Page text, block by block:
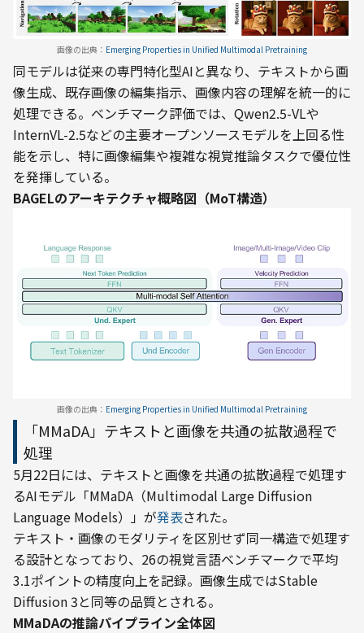
画像の出典： Emerging Properties in Unified Multimodal Pretraining
同モデルは従来の専門特化型AIと異なり、テキストから画
像生成、既存画像の編集指示、画像内容の理解を統一的に
処理できる。ベンチマーク評価では、Qwen2.5-VLや
InternVL-2.5などの主要オープンソースモデルを上回る性
能を示し、特に画像編集や複雑な視覚推論タスクで優位性
を発揮している。
BAGELのアーキテクチャ概略図（MoT構造）
画像の出典： Emerging Properties in Unified Multimodal Pretraining
「MMaDA」テキストと画像を共通の拡散過程で
処理
5月22日には、テキストと画像を共通の拡散過程で処理す
るAIモデル「MMaDA（Multimodal Large Diffusion
Language Models）」が発表された。
テキスト・画像のモダリティを区別せず同一構造で処理す
る設計となっており、26の視覚言語ベンチマークで平均
3.1ポイントの精度向上を記録。画像生成ではStable
Diffusion 3と同等の品質とされる。
MMaDAの推論パイプライン全体図